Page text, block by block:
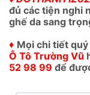
đủ các tiện nghi
ghế da sang
♦ Mọi chi tiết
Ô Tô Trường Vũ
52 98 99 để